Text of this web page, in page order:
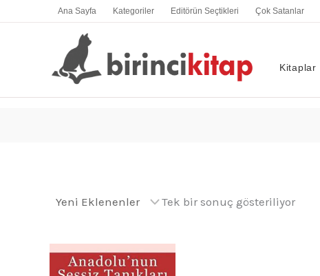
Ana Sayfa Kategoriler Editörün Seçtikleri Çok Satanlar
Kitaplar
Tek bir sonuç gösteriliyor